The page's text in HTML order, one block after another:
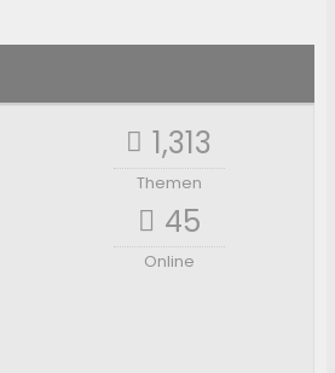
1,313
Themen
45
Online